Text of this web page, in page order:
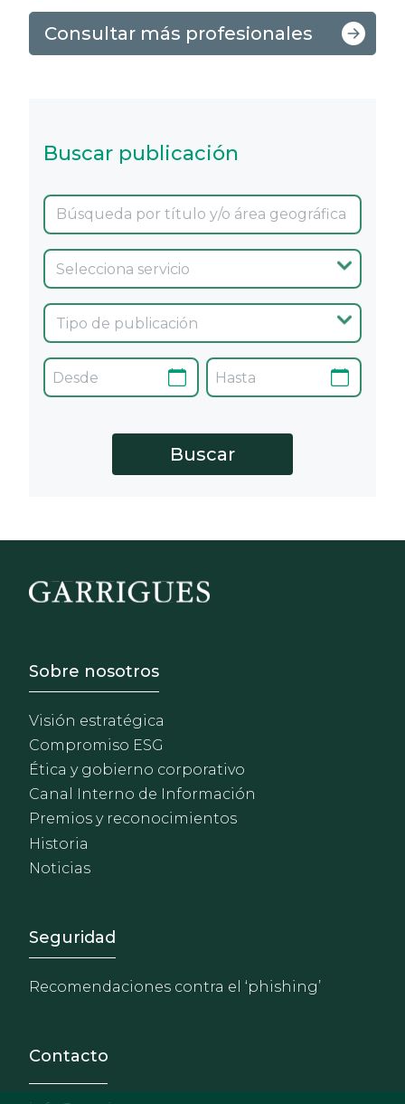
Consultar más profesionales
Buscar publicación
Footer - Sobre Nosotros
Sobre nosotros
Visión estratégica
Compromiso ESG
Ética y gobierno corporativo
Canal Interno de Información
Premios y reconocimientos
Historia
Noticias
Footer - Extranet y
Seguridad
Recomendaciones contra el ‘phishing’
Contacto